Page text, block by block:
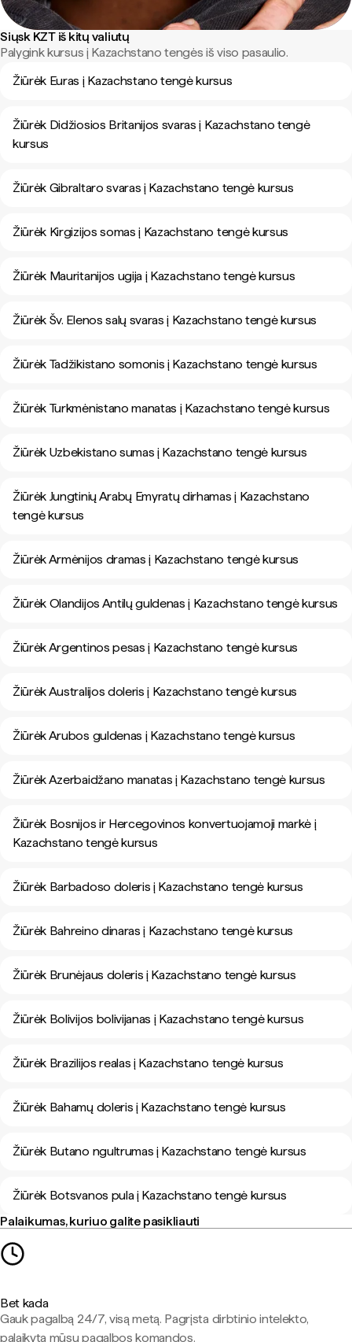
Siųsk KZT iš kitų valiutų
Palygink kursus į Kazachstano tengės iš viso pasaulio.
Žiūrėk Euras į Kazachstano tengė kursus
Žiūrėk Didžiosios Britanijos svaras į Kazachstano tengė
kursus
Žiūrėk Gibraltaro svaras į Kazachstano tengė kursus
Žiūrėk Kirgizijos somas į Kazachstano tengė kursus
Žiūrėk Mauritanijos ugija į Kazachstano tengė kursus
Žiūrėk Šv. Elenos salų svaras į Kazachstano tengė kursus
Žiūrėk Tadžikistano somonis į Kazachstano tengė kursus
Žiūrėk Turkmėnistano manatas į Kazachstano tengė kursus
Žiūrėk Uzbekistano sumas į Kazachstano tengė kursus
Žiūrėk Jungtinių Arabų Emyratų dirhamas į Kazachstano
tengė kursus
Žiūrėk Armėnijos dramas į Kazachstano tengė kursus
Žiūrėk Olandijos Antilų guldenas į Kazachstano tengė kursus
Žiūrėk Argentinos pesas į Kazachstano tengė kursus
Žiūrėk Australijos doleris į Kazachstano tengė kursus
Žiūrėk Arubos guldenas į Kazachstano tengė kursus
Žiūrėk Azerbaidžano manatas į Kazachstano tengė kursus
Žiūrėk Bosnijos ir Hercegovinos konvertuojamoji markė į
Kazachstano tengė kursus
Žiūrėk Barbadoso doleris į Kazachstano tengė kursus
Žiūrėk Bahreino dinaras į Kazachstano tengė kursus
Žiūrėk Brunėjaus doleris į Kazachstano tengė kursus
Žiūrėk Bolivijos bolivijanas į Kazachstano tengė kursus
Žiūrėk Brazilijos realas į Kazachstano tengė kursus
Žiūrėk Bahamų doleris į Kazachstano tengė kursus
Žiūrėk Butano ngultrumas į Kazachstano tengė kursus
Žiūrėk Botsvanos pula į Kazachstano tengė kursus
Palaikumas, kuriuo galite pasikliauti
Bet kada
Gauk pagalbą 24/7, visą metą. Pagrįsta dirbtinio intelekto,
palaikyta mūsų pagalbos komandos.